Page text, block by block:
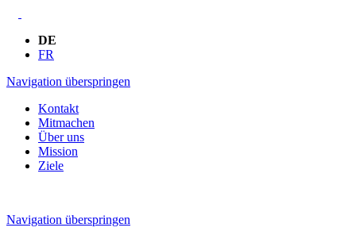
DE
FR
Navigation überspringen
Kontakt
Mitmachen
Über uns
Mission
Ziele
Navigation überspringen